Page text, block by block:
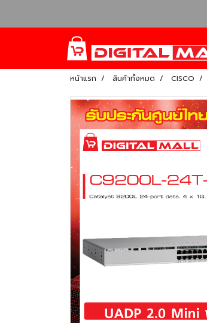
หน้าแรก สินค้าทั้งหมด CISCO